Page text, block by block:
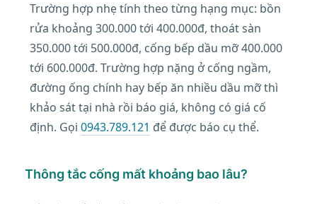
Trường hợp nhẹ tính theo từng hạng mục: bồn
rửa khoảng 300.000 tới 400.000đ, thoát sàn
350.000 tới 500.000đ, cống bếp dầu mỡ 400.000
tới 600.000đ. Trường hợp nặng ở cống ngầm,
đường ống chính hay bếp ăn nhiều dầu mỡ thì
khảo sát tại nhà rồi báo giá, không có giá cố
định. Gọi 0943.789.121 để được báo cụ thể.
Thông tắc cống mất khoảng bao lâu?